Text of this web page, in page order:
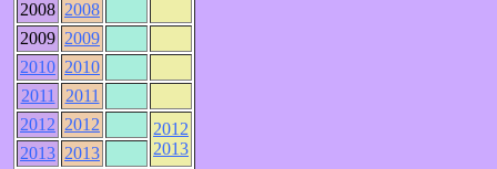
2008 2008
2009 2009
2010 2010
2011
2011
2012 2012
2012
2013
2013 2013